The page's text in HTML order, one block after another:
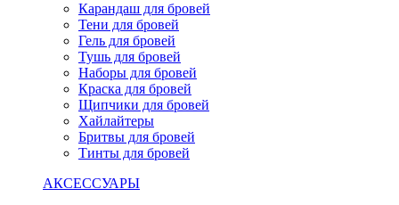
Карандаш для бровей
Тени для бровей
Гель для бровей
Тушь для бровей
Наборы для бровей
Краска для бровей
Щипчики для бровей
Хайлайтеры
Бритвы для бровей
Тинты для бровей
АКСЕССУАРЫ